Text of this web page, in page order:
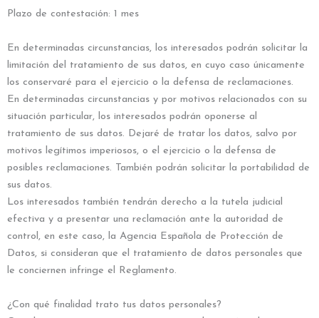
Plazo de contestación: 1 mes
En determinadas circunstancias, los interesados podrán solicitar la
limitación del tratamiento de sus datos, en cuyo caso únicamente
los conservaré para el ejercicio o la defensa de reclamaciones.
En determinadas circunstancias y por motivos relacionados con su
situación particular, los interesados podrán oponerse al
tratamiento de sus datos. Dejaré de tratar los datos, salvo por
motivos legítimos imperiosos, o el ejercicio o la defensa de
posibles reclamaciones. También podrán solicitar la portabilidad de
sus datos.
Los interesados también tendrán derecho a la tutela judicial
efectiva y a presentar una reclamación ante la autoridad de
control, en este caso, la Agencia Española de Protección de
Datos, si consideran que el tratamiento de datos personales que
le conciernen infringe el Reglamento.
¿Con qué finalidad trato tus datos personales?